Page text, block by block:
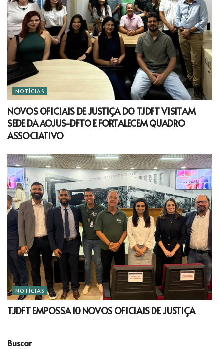
NOTÍCIAS
NOVOS OFICIAIS DE JUSTIÇA DO TJDFT VISITAM
SEDE DA AOJUS-DFTO E FORTALECEM QUADRO
ASSOCIATIVO
NOTÍCIAS
TJDFT EMPOSSA 10 NOVOS OFICIAIS DE JUSTIÇA
Buscar